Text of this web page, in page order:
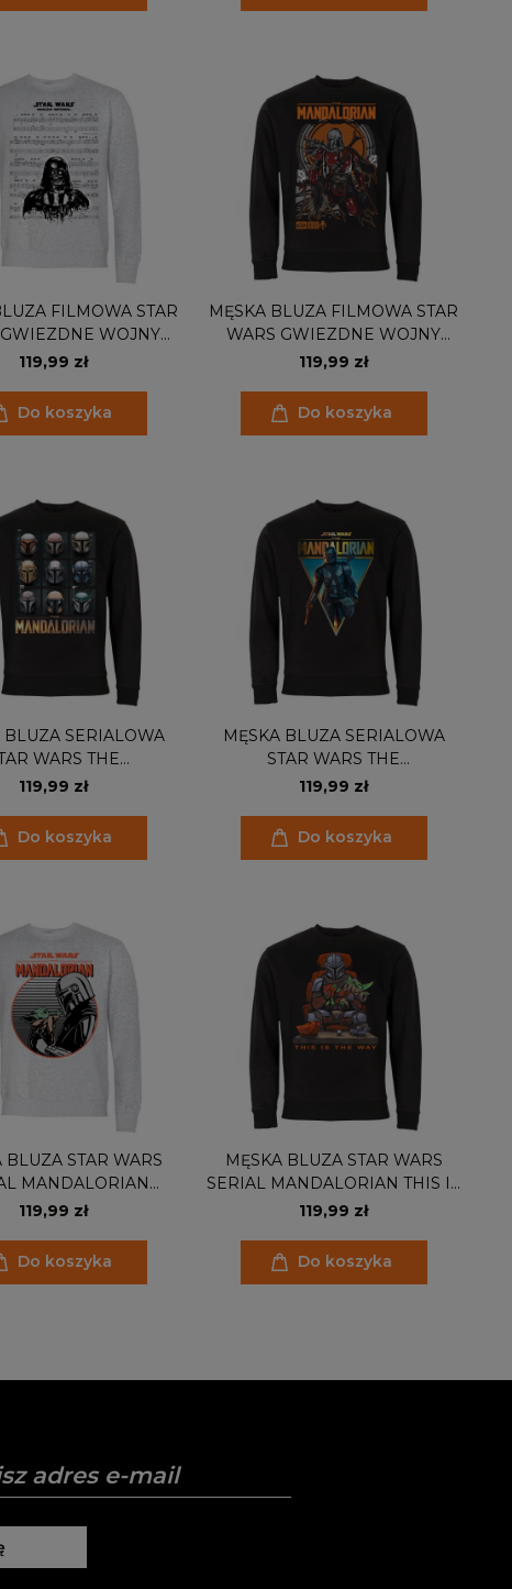
FILMOWA STAR
WOJNY
IMPERIALNY DARTH
119,99 zł
Do koszyka
MĘSKA BLUZA FILMOWA STAR
WARS GWIEZDNE WOJNY
SERIAL MANDALORIAN
119,99 zł
Do koszyka
BLUZA SERIALOWA
WARS THE
HEŁMY
119,99 zł
Do koszyka
MĘSKA BLUZA SERIALOWA
STAR WARS THE
MANDALORIAN MANDO I
119,99 zł
Do koszyka
BLUZA STAR WARS
MANDALORIAN
I GROGU
119,99 zł
Do koszyka
MĘSKA BLUZA STAR WARS
SERIAL MANDALORIAN THIS IS
THE WAY
119,99 zł
Do koszyka